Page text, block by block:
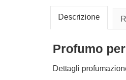
Descrizione
Profumo
Dettagli